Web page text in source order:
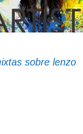
sobre lenzo